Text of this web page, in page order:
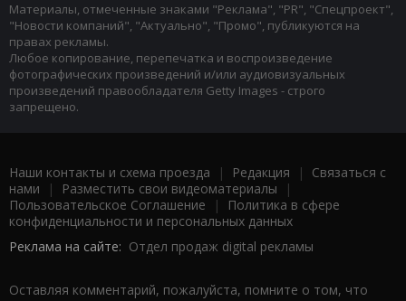
Материалы, отмеченные знаками "Реклама", "PR", "Спецпроект",
"Новости компаний", "Актуально", "Промо", публикуются на
правах рекламы.
Любое копирование, перепечатка и воспроизведение
фотографических произведений и/или аудиовизуальных
произведений правообладателя Getty Images - строго
запрещено.
Наши контакты и схема проезда | Редакция | Связаться с
нами | Разместить свои видеоматериалы |
Пользовательское Соглашение |
Политика в сфере
конфиденциальности и персональных данных
Реклама на сайте: Отдел продаж digital рекламы
Оставляя комментарий, пожалуйста, помните о том, что